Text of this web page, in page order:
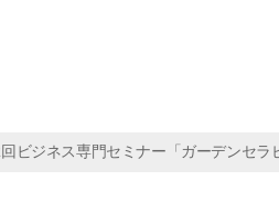
ビジネス専門セミナー「ガーデンセ